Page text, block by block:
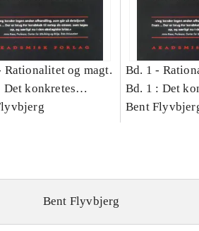
Rationalitet og magt.
Det konkretes
Bd. 1 -
Bd. 1 : Det
videnskab
Bent
Bent Flyvbjerg